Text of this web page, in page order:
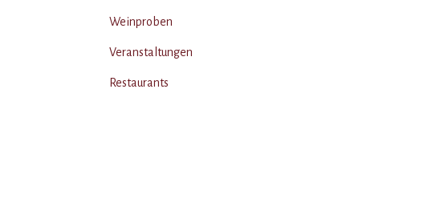
Weinproben
Veranstaltungen
Restaurants